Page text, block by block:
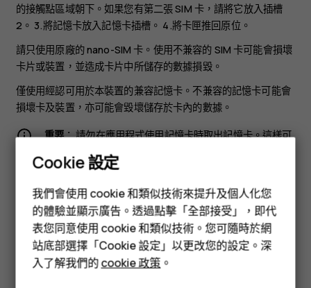
智慧型手機
功能型手機
配件
平板電腦
的接觸點區域朝下。如果您有第二張 SIM 卡，請將它放入插槽
2。 3.將記憶卡放入記憶卡插槽。 4.將卡匣推回原位。
請只使用原廠的 nano-SIM 卡。使用不兼容的 SIM 卡可能會損壞
卡片或裝置，並造成卡片中所儲存的數據損毀。
僅使用經認可用於本裝置的兼容記憶卡。不兼容的記憶卡可能會
損壞卡及裝置，亦可能會毀壞儲存於卡內的數據。
重要： 請勿在應用程式使用記憶卡時取出記憶卡。這樣可
能會損壞記憶卡及裝置，亦可能會毀壞儲存於卡內的數
據。
您認為這有幫助嗎？
Cookie 設定
我們會使用 cookie 和類似技術來提升及個人化您
的體驗並顯示廣告。透過點擊「全部接受」，即代
表您同意使用 cookie 和類似技術。您可隨時於網
站底部選擇「Cookie 設定」以更改您的設定。深
入了解我們的cookie 政策 。